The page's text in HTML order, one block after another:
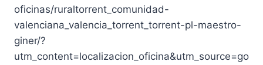
oficinas/ruraltorrent_comunidad-
valenciana_valencia_torrent_torrent-pl-maestro-
giner/?
utm_content=localizacion_oficina&utm_source=go